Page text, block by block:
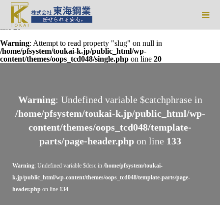
Warning : Undefined array key 0 in
k.jp/public_html/wp-content/themes/oops_tcd048/single.php
on
line 20
Warning: Attempt to read property "slug" on null in
/home/pfsystem/toukai-k.jp/public_html/wp-
content/themes/oops_tcd048/single.php on line 20
Warning: Undefined variable $catchphrase in
/home/pfsystem/toukai-k.jp/public_html/wp-
content/themes/oops_tcd048/template-
parts/page-header.phpon line 133
Warning: Undefined variable $desc in /home/pfsystem/toukai-
k.jp/public_html/wp-content/themes/oops_tcd048/template-parts/page-
header.php on line 134